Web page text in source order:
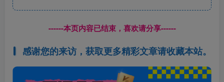
------本页内容已结束，喜欢请分享------
感谢您的来访，获取更多精彩文章请收藏本站。